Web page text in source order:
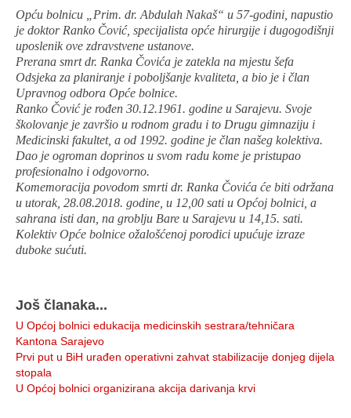
Opću bolnicu „Prim. dr. Abdulah Nakaš“ u 57-godini, napustio
je doktor Ranko Čović, specijalista opće hirurgije i dugogodišnji
uposlenik ove zdravstvene ustanove.
Prerana smrt dr. Ranka Čovića je zatekla na mjestu šefa
Odsjeka za planiranje i poboljšanje kvaliteta, a bio je i član
Upravnog odbora Opće bolnice.
Ranko Čović je rođen 30.12.1961. godine u Sarajevu. Svoje
školovanje je završio u rodnom gradu i to Drugu gimnaziju i
Medicinski fakultet, a od 1992. godine je član našeg kolektiva.
Dao je ogroman doprinos u svom radu kome je pristupao
profesionalno i odgovorno.
Komemoracija povodom smrti dr. Ranka Čovića će biti održana
u utorak, 28.08.2018. godine, u 12,00 sati u Općoj bolnici, a
sahrana isti dan, na groblju Bare u Sarajevu u 14,15. sati.
Kolektiv Opće bolnice ožalošćenoj porodici upućuje izraze
duboke sućuti.
Još članaka...
U Općoj bolnici edukacija medicinskih sestrara/tehničara
Kantona Sarajevo
Prvi put u BiH urađen operativni zahvat stabilizacije donjeg dijela
stopala
U Općoj bolnici organizirana akcija darivanja krvi